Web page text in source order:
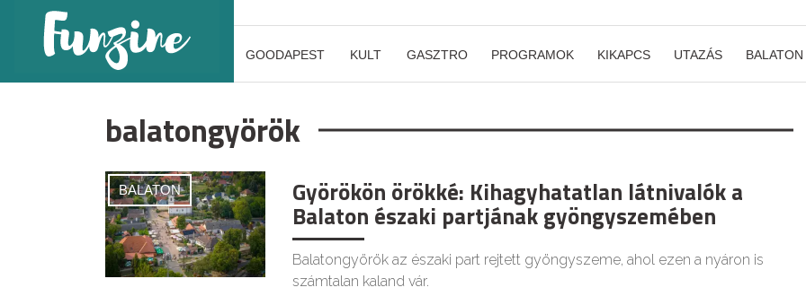
GOODAPEST KULT GASZTRO PROGRAMOK KIKAPCS UTAZÁS BALATON
balatongyörök
BALATON Györökön örökké: Kihagyhatatlan látnivalók a
Balaton északi partjának gyöngyszemében
Balatongyörök az északi part rejtett gyöngyszeme, ahol ezen a nyáron is
számtalan kaland vár.